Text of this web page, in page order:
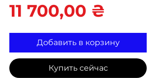
11 700,00 ₴
Добавить в корзину
Купить сейчас